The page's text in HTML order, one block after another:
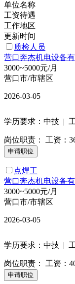
单位名称
工资待遇
工作地区
更新时间
质检人员
营口奔杰机电设备
3000~5000元/月
营口市/市辖区
2026-03-05
学历要求：中技 |
岗位职责： 工资：
点焊工
营口奔杰机电设备
3000~5000元/月
营口市/市辖区
2026-03-05
学历要求：中技 |
岗位职责： 工资：